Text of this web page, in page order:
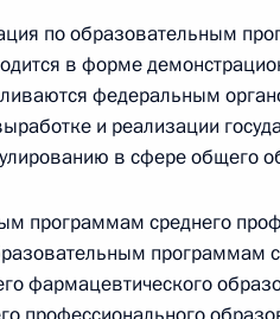
г. № 252-ФЗ
водного транспорта
измерений»
г. № 250-ФЗ
по образовательным
в форме
федеральным
и реализации
в сфере общего
программам среднего
программам
фармацевтического